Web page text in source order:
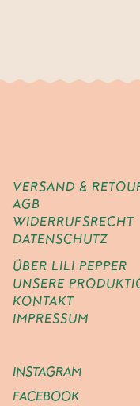
VERSAND &
AGB
WIDERRUFSRECHT
DATENSCHUTZ
ÜBER LILI PEPPER
UNSERE
KONTAKT
IMPRESSUM
INSTAGRAM
FACEBOOK